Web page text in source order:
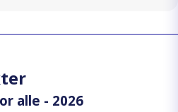
alle - 2026